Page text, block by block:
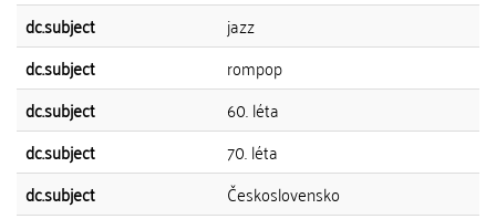
dc.subject
jazz
dc.subject
rompop
dc.subject
60. léta
dc.subject
70. léta
dc.subject
Československo